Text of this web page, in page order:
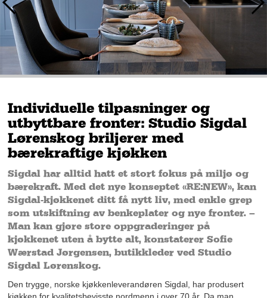
Individuelle tilpasninger og
utbyttbare fronter: Studio Sigdal
Lørenskog briljerer med
bærekraftige kjøkken
Sigdal har alltid hatt et stort fokus på miljø og
bærekraft. Med det nye konseptet «RE:NEW», kan
Sigdal-kjøkkenet ditt få nytt liv, med enkle grep
som utskiftning av benkeplater og nye fronter. –
Man kan gjøre store oppgraderinger på
kjøkkenet uten å bytte alt, konstaterer Sofie
Wærstad Jørgensen, butikkleder ved Studio
Sigdal Lørenskog.
Den trygge, norske kjøkkenleverandøren Sigdal, har produsert